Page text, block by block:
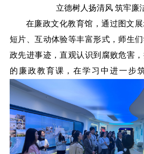
立德树人扬清风 筑牢廉
在廉政文化教育馆，通过图文
短片、互动体验等丰富形式，师生
政先进事迹，直观认识到腐败危害
的廉政教育课，在学习中进一步